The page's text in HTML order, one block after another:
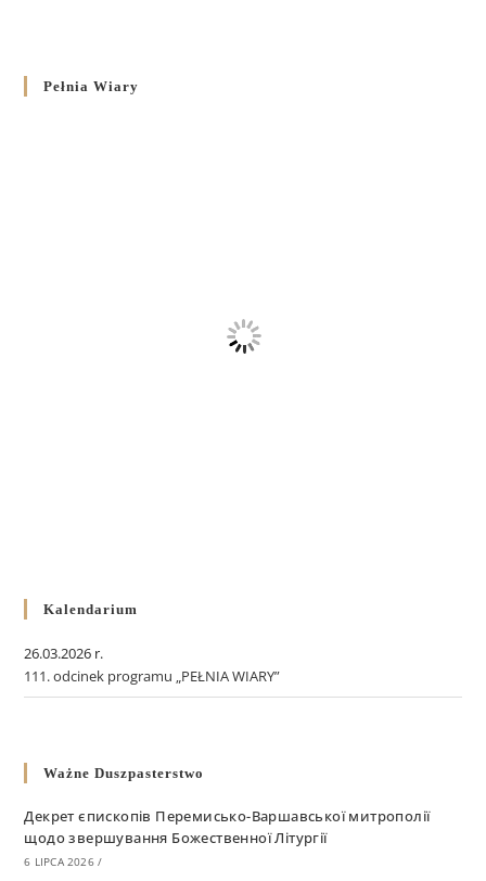
Pełnia Wiary
Kalendarium
26.03.2026 r.
111. odcinek programu „PEŁNIA WIARY”
Ważne Duszpasterstwo
Декрет єпископів Перемисько-Варшавської митрополії
щодо звершування Божественної Літургії
6 LIPCA 2026 /